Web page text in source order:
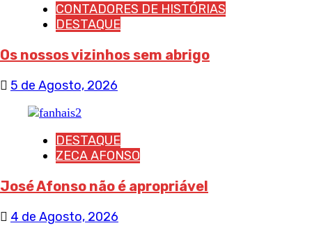
CONTADORES DE HISTÓRIAS
DESTAQUE
Os nossos vizinhos sem abrigo
5 de Agosto, 2026
DESTAQUE
ZECA AFONSO
José Afonso não é apropriável
4 de Agosto, 2026